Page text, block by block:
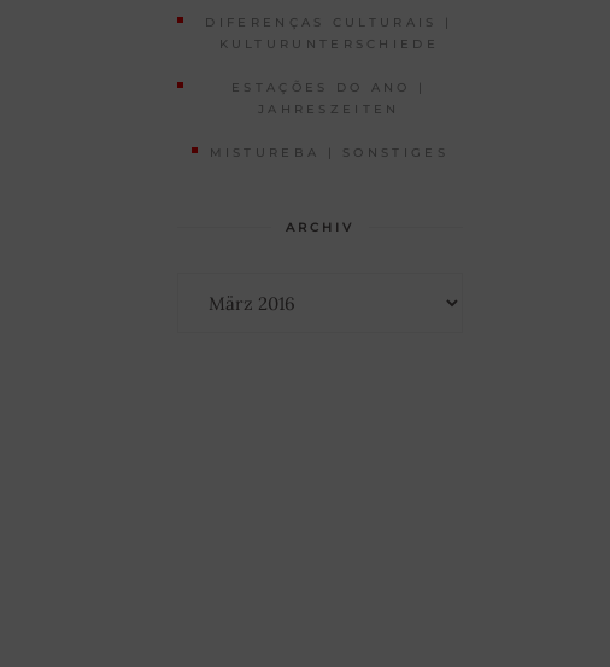
DIFERENÇAS CULTURAIS |
KULTURUNTERSCHIEDE
ESTAÇÕES DO ANO |
JAHRESZEITEN
MISTUREBA | SONSTIGES
ARCHIV